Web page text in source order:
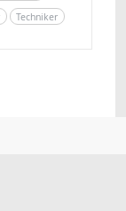
Techniker